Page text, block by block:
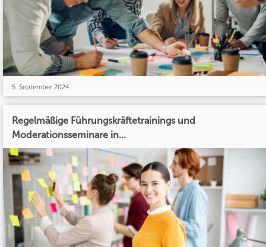
5. September 2024
Regelmäßige Führungskräftetrainings und
Moderationsseminare in...